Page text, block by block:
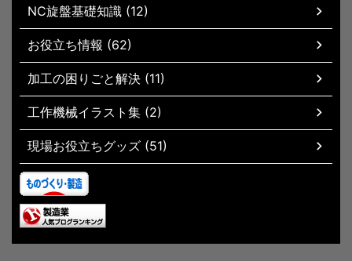
NC旋盤基礎知識 (12)
お役立ち情報 (62)
加工の困りごと解決 (11)
工作機械イラスト集 (2)
現場お役立ちグッズ (51)